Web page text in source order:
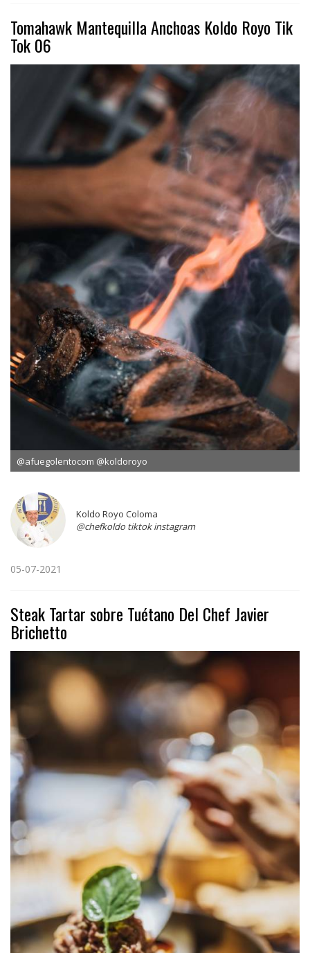
Tomahawk Mantequilla Anchoas Koldo Royo Tik
Tok 06
@afuegolentocom @koldoroyo
Koldo Royo Coloma
@chefkoldo tiktok instagram
05-07-2021
Steak Tartar sobre Tuétano Del Chef Javier
Brichetto